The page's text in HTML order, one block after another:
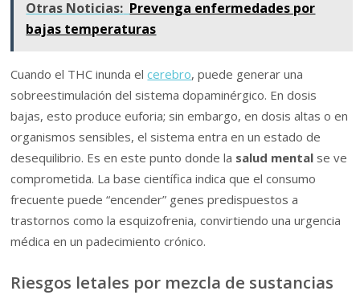
Otras Noticias: Prevenga enfermedades por
bajas temperaturas
Cuando el THC inunda elcerebro, puede generar una
sobreestimulación del sistema dopaminérgico. En dosis
bajas, esto produce euforia; sin embargo, en dosis altas o en
organismos sensibles, el sistema entra en un estado de
desequilibrio. Es en este punto donde la salud mental se ve
comprometida. La base científica indica que el consumo
frecuente puede “encender” genes predispuestos a
trastornos como la esquizofrenia, convirtiendo una urgencia
médica en un padecimiento crónico.
Riesgos letales por mezcla de sustancias